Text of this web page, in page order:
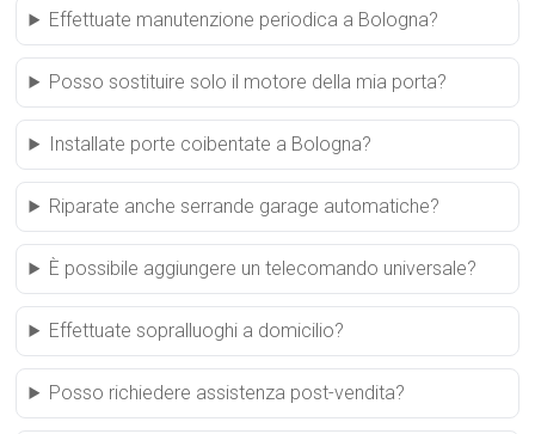
Effettuate manutenzione periodica a Bologna?
Posso sostituire solo il motore della mia porta?
Installate porte coibentate a Bologna?
Riparate anche serrande garage automatiche?
È possibile aggiungere un telecomando universale?
Effettuate sopralluoghi a domicilio?
Posso richiedere assistenza post-vendita?